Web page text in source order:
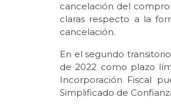
cancelación del
claras respecto a la
cancelación.
En el segundo
de 2022 como plazo
Incorporación Fiscal
Simplificado de